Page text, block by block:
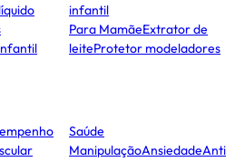
infantil
Para MamãeExtrator de
leiteProtetor modeladores
Saúde
ManipulaçãoAnsiedadeAnti